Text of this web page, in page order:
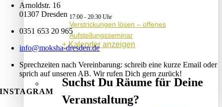
17:00 - 20:30
Verstrickungen lösen – offenes
Aufstellungsseminar
Kalender anzeigen
Suchst Du Räume für Deine
Veranstaltung?
Arnoldstr. 16
01307 Dresden
0351 653 20 965
info@moksha-dresden.de
Sprechzeiten nach Vereinbarung: schreib eine kurze Email oder
sprich auf unseren AB. Wir rufen Dich gern zurück!
INSTAGRAM